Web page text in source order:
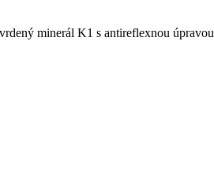
minerál K1 s antireflexnou úpravou